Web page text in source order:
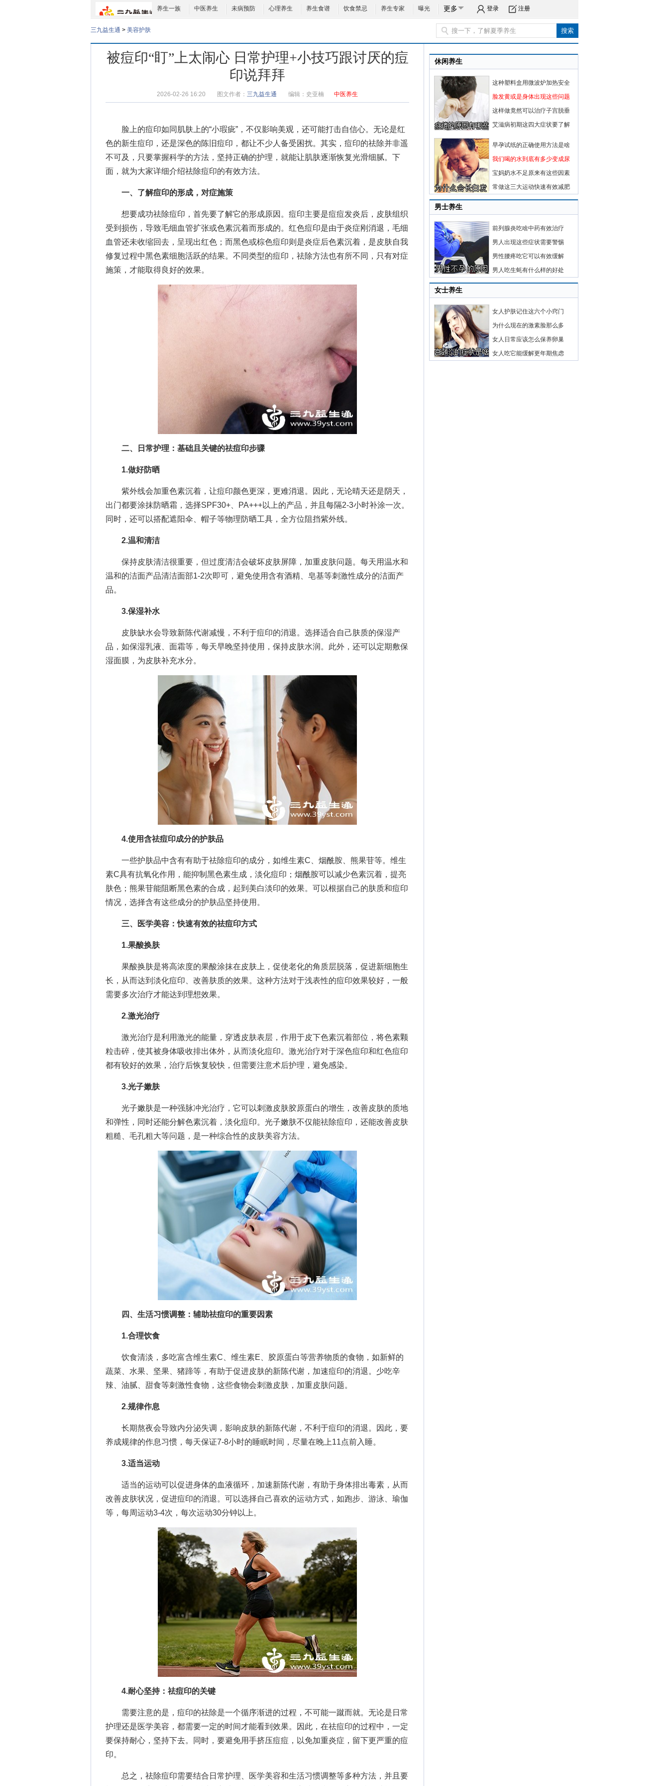
养生一族 中医养生 未病预防 心理养生 养生食谱 饮食禁忌 养生专家 曝光 更多 登录 注册
三九益生通 > 美容护肤
被痘印“盯”上太闹心 日常护理+小技巧跟讨厌的痘
印说拜拜
2026-02-26 16:20 图文作者： 三九益生通 编辑： 史亚楠 中医养生
脸上的痘印如同肌肤上的“小瑕疵”，不仅影响美观，还可能打击自信心。无论是红
色的新生痘印，还是深色的陈旧痘印，都让不少人备受困扰。其实，痘印的祛除并非遥
不可及，只要掌握科学的方法，坚持正确的护理，就能让肌肤逐渐恢复光滑细腻。下
面，就为大家详细介绍祛除痘印的有效方法。
一、了解痘印的形成，对症施策
想要成功祛除痘印，首先要了解它的形成原因。痘印主要是痘痘发炎后，皮肤组织
受到损伤，导致毛细血管扩张或色素沉着而形成的。红色痘印是由于炎症刚消退，毛细
血管还未收缩回去，呈现出红色；而黑色或棕色痘印则是炎症后色素沉着，是皮肤自我
修复过程中黑色素细胞活跃的结果。不同类型的痘印，祛除方法也有所不同，只有对症
施策，才能取得良好的效果。
二、日常护理：基础且关键的祛痘印步骤
1.做好防晒
紫外线会加重色素沉着，让痘印颜色更深，更难消退。因此，无论晴天还是阴天，
出门都要涂抹防晒霜，选择SPF30+、PA+++以上的产品，并且每隔2-3小时补涂一次。
同时，还可以搭配遮阳伞、帽子等物理防晒工具，全方位阻挡紫外线。
2.温和清洁
保持皮肤清洁很重要，但过度清洁会破坏皮肤屏障，加重皮肤问题。每天用温水和
温和的洁面产品清洁面部1-2次即可，避免使用含有酒精、皂基等刺激性成分的洁面产
品。
3.保湿补水
皮肤缺水会导致新陈代谢减慢，不利于痘印的消退。选择适合自己肤质的保湿产
品，如保湿乳液、面霜等，每天早晚坚持使用，保持皮肤水润。此外，还可以定期敷保
湿面膜，为皮肤补充水分。
4.使用含祛痘印成分的护肤品
一些护肤品中含有有助于祛除痘印的成分，如维生素C、烟酰胺、熊果苷等。维生
素C具有抗氧化作用，能抑制黑色素生成，淡化痘印；烟酰胺可以减少色素沉着，提亮
肤色；熊果苷能阻断黑色素的合成，起到美白淡印的效果。可以根据自己的肤质和痘印
情况，选择含有这些成分的护肤品坚持使用。
三、医学美容：快速有效的祛痘印方式
1.果酸换肤
果酸换肤是将高浓度的果酸涂抹在皮肤上，促使老化的角质层脱落，促进新细胞生
长，从而达到淡化痘印、改善肤质的效果。这种方法对于浅表性的痘印效果较好，一般
需要多次治疗才能达到理想效果。
2.激光治疗
激光治疗是利用激光的能量，穿透皮肤表层，作用于皮下色素沉着部位，将色素颗
粒击碎，使其被身体吸收排出体外，从而淡化痘印。激光治疗对于深色痘印和红色痘印
都有较好的效果，治疗后恢复较快，但需要注意术后护理，避免感染。
3.光子嫩肤
光子嫩肤是一种强脉冲光治疗，它可以刺激皮肤胶原蛋白的增生，改善皮肤的质地
和弹性，同时还能分解色素沉着，淡化痘印。光子嫩肤不仅能祛除痘印，还能改善皮肤
粗糙、毛孔粗大等问题，是一种综合性的皮肤美容方法。
四、生活习惯调整：辅助祛痘印的重要因素
1.合理饮食
饮食清淡，多吃富含维生素C、维生素E、胶原蛋白等营养物质的食物，如新鲜的
蔬菜、水果、坚果、猪蹄等，有助于促进皮肤的新陈代谢，加速痘印的消退。少吃辛
辣、油腻、甜食等刺激性食物，这些食物会刺激皮肤，加重皮肤问题。
2.规律作息
长期熬夜会导致内分泌失调，影响皮肤的新陈代谢，不利于痘印的消退。因此，要
养成规律的作息习惯，每天保证7-8小时的睡眠时间，尽量在晚上11点前入睡。
3.适当运动
适当的运动可以促进身体的血液循环，加速新陈代谢，有助于身体排出毒素，从而
改善皮肤状况，促进痘印的消退。可以选择自己喜欢的运动方式，如跑步、游泳、瑜伽
等，每周运动3-4次，每次运动30分钟以上。
4.耐心坚持：祛痘印的关键
需要注意的是，痘印的祛除是一个循序渐进的过程，不可能一蹴而就。无论是日常
护理还是医学美容，都需要一定的时间才能看到效果。因此，在祛痘印的过程中，一定
要保持耐心，坚持下去。同时，要避免用手挤压痘痘，以免加重炎症，留下更严重的痘
印。
总之，祛除痘印需要结合日常护理、医学美容和生活习惯调整等多种方法，并且要
休闲养生
这种塑料盒用微波炉加热安全
脸发黄或是身体出现这些问题
这样做竟然可以治疗子宫脱垂
艾滋病初期这四大症状要了解
早孕试纸的正确使用方法是啥
我们喝的水到底有多少变成尿
宝妈奶水不足原来有这些因素
常做这三大运动快速有效减肥
男士养生
前列腺炎吃啥中药有效治疗
男人出现这些症状需要警惕
男性腰疼吃它可以有效缓解
男人吃生蚝有什么样的好处
女士养生
女人护肤记住这六个小窍门
为什么现在的激素脸那么多
女人日常应该怎么保养卵巢
女人吃它能缓解更年期焦虑